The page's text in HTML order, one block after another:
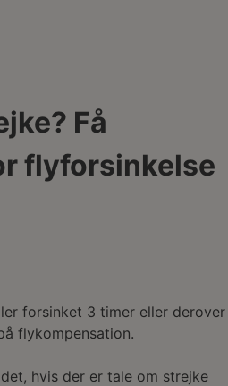
Få
flyforsinkelse
forsinket 3 timer eller derover
flykompensation.
hvis der er tale om strejke